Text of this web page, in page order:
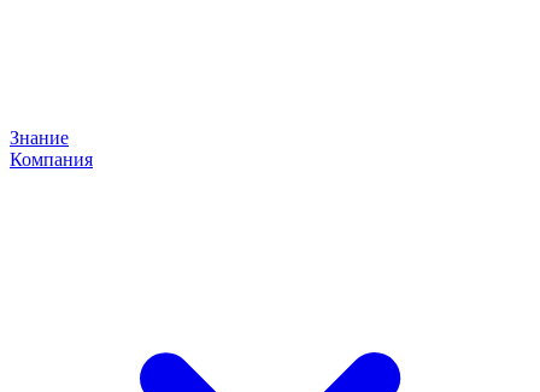
Знание
Компания